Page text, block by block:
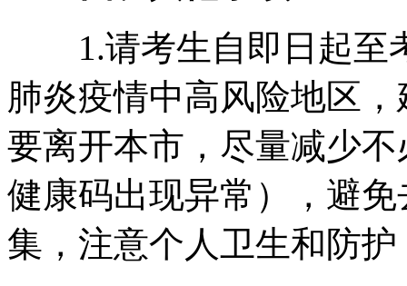
1.请考生自即日起至
肺炎疫情中高风险地区
要离开本市，尽量减少
健康码出现异常），避
集，注意个人卫生和防